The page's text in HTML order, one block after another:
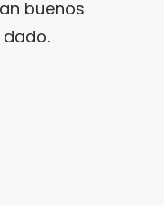
buenos